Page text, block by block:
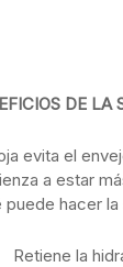
DE LA
evita el
a estar
puede hacer la
la